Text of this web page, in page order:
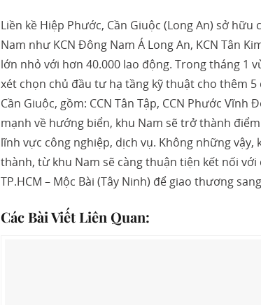
Liền kề Hiệp Phước, Cần Giuộc (Long An) sở
Nam như KCN Đông Nam Á Long An, KCN Tân
lớn nhỏ với hơn 40.000 lao động. Trong tháng 1
xét chọn chủ đầu tư hạ tầng kỹ thuật cho thêm
Cần Giuộc, gồm: CCN Tân Tập, CCN Phước
mạnh về hướng biển, khu Nam sẽ trở thành
lĩnh vực công nghiệp, dịch vụ. Không những vậy,
thành, từ khu Nam sẽ càng thuận tiện kết nối
TP.HCM – Mộc Bài (Tây Ninh) để giao thương
Các Bài Viết Liên Quan: